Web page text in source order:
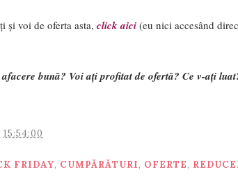
și voi de oferta asta, click aici (eu nici accesând
bună? Voi ați profitat de ofertă? Ce v-ați
15:54:00
FRIDAY, CUMPĂRĂTURI, OFERTE,